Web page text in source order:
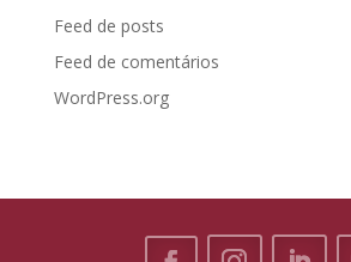
Feed de posts
Feed de comentários
WordPress.org